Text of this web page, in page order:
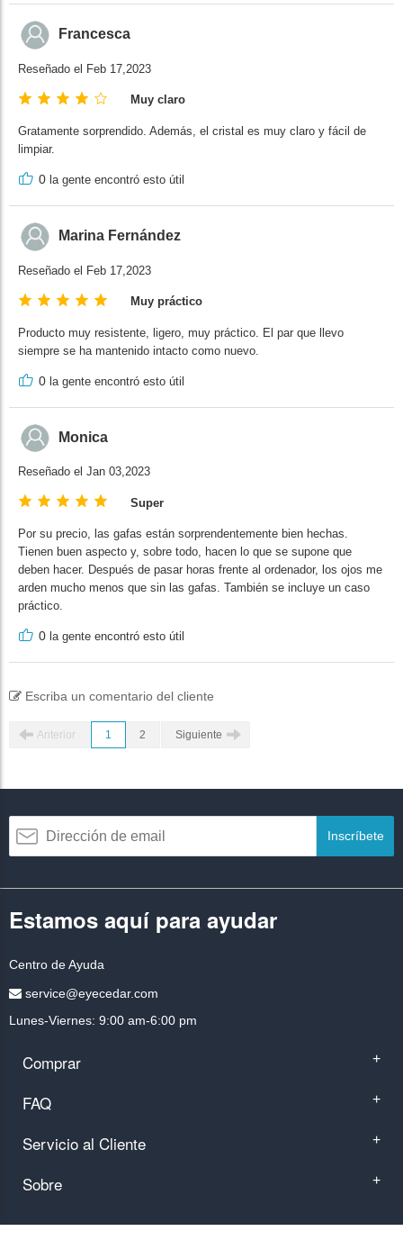
Francesca
Reseñado el Feb 17,2023
Muy claro
Gratamente sorprendido. Además, el cristal es muy claro y fácil de
limpiar.
0 la gente encontró esto útil
Marina Fernández
Reseñado el Feb 17,2023
Muy práctico
Producto muy resistente, ligero, muy práctico. El par que llevo
siempre se ha mantenido intacto como nuevo.
0 la gente encontró esto útil
Monica
Reseñado el Jan 03,2023
Super
Por su precio, las gafas están sorprendentemente bien hechas.
Tienen buen aspecto y, sobre todo, hacen lo que se supone que
deben hacer. Después de pasar horas frente al ordenador, los ojos me
arden mucho menos que sin las gafas. También se incluye un caso
práctico.
0 la gente encontró esto útil
Escriba un comentario del cliente
Anterior 1 2 Siguiente
Inscríbete
Estamos aquí para ayudar
Centro de Ayuda
service@eyecedar.com
Lunes-Viernes: 9:00 am-6:00 pm
Comprar +
FAQ +
Servicio al Cliente +
Sobre +